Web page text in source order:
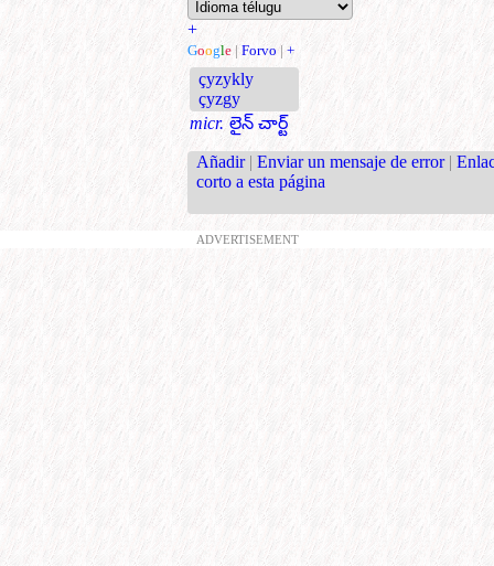
+
Google | Forvo | +
çyzykly
çyzgy
micr. లైన్ చార్ట్
Añadir | Enviar un mensaje de error |
corto a esta página
ADVERTISEMENT